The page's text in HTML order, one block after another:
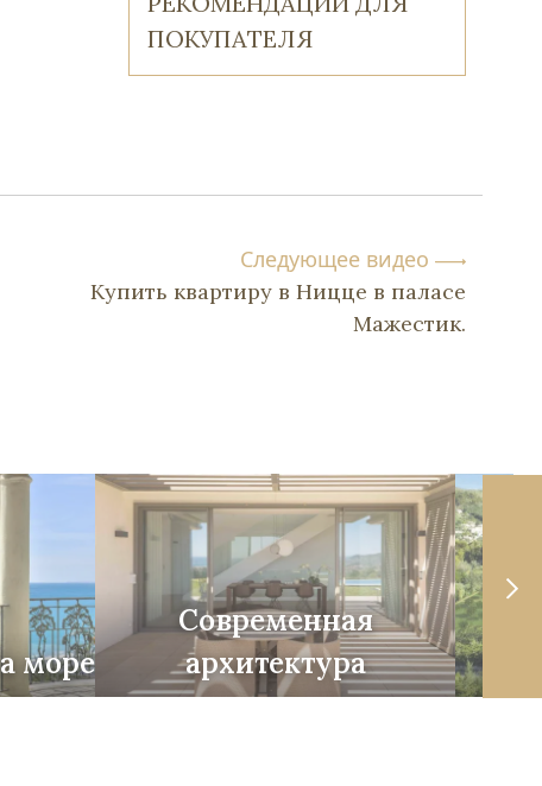
ПОКУПАТЕЛЯ
Следующее видео
Купить квартиру в Ницце в паласе
Мажестик.
море
Современная
архитектура